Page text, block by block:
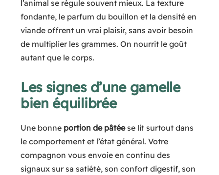
l’animal se régule souvent mieux. La texture
fondante, le parfum du bouillon et la densité en
viande offrent un vrai plaisir, sans avoir besoin
de multiplier les grammes. On nourrit le goût
autant que le corps.
Les signes d’une gamelle
bien équilibrée
Une bonne portion de pâtéese lit surtout dans
le comportement et l’état général. Votre
compagnon vous envoie en continu des
signaux sur sa satiété, son confort digestif, son